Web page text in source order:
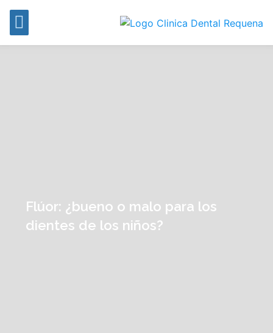
Flúor: ¿bueno o malo para los
dientes de los niños?